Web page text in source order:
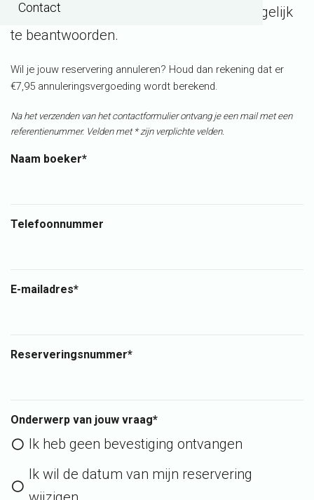
Contact
uiterste best jouw bericht zo spoedig mogelijk
te beantwoorden.
Wil je jouw reservering annuleren? Houd dan rekening dat er
€7,95 annuleringsvergoeding wordt berekend.
Na het verzenden van het contactformulier ontvang je een mail met een
referentienummer. Velden met * zijn verplichte velden.
Naam boeker*
Telefoonnummer
E-mailadres*
Reserveringsnummer*
Onderwerp van jouw vraag*
Ik heb geen bevestiging ontvangen
Ik wil de datum van mijn reservering